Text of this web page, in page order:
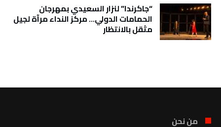
“جاكرندا” لنزار السعيدي بمهرجان
الحمامات الدولي… مركز النداء مرآة لجيل
مثقل بالانتظار
من نحن